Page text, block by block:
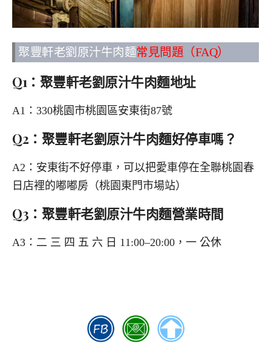
聚豐軒老劉原汁牛肉麵常見問題（FAQ）
Q1：聚豐軒老劉原汁牛肉麵地址
A1：330桃園市桃園區安東街87號
Q2：聚豐軒老劉原汁牛肉麵好停車嗎？
A2：安東街不好停車，可以把愛車停在全聯桃園春
日店裡的嘟嘟房（桃園東門市場站）
Q3：聚豐軒老劉原汁牛肉麵營業時間
A3：二 三 四 五 六 日 11:00–20:00，一 公休